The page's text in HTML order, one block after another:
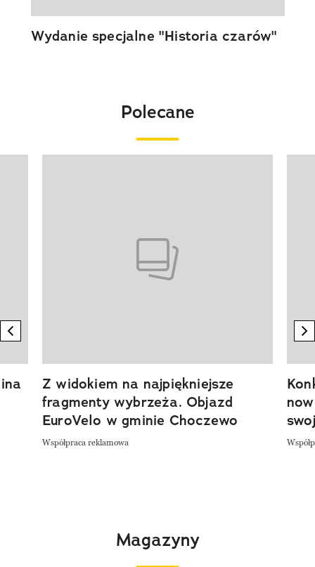
Wydanie specjalne "Historia czarów"
Polecane
previous element
Z widokiem na najpiękniejsze
fragmenty wybrzeża. Objazd
EuroVelo w gminie Choczewo
Współpraca reklamowa
Magazyny